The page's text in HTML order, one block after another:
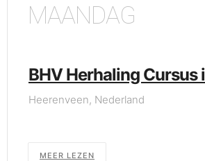
MAANDAG
BHV Herhaling Cursus
Heerenveen, Nederland
MEER LEZEN